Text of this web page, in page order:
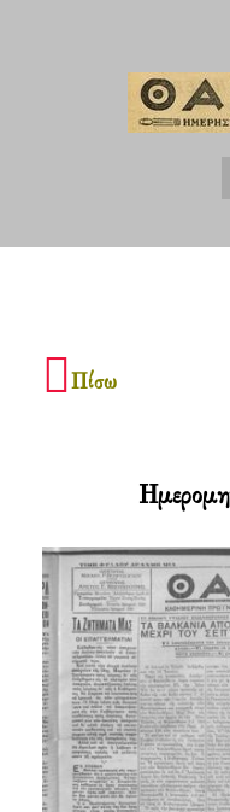
Πίσω